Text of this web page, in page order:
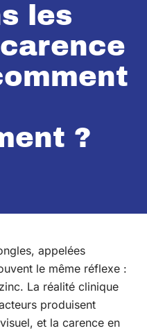
les
?
appelées
le même réflexe :
La réalité clinique
produisent
et la carence en